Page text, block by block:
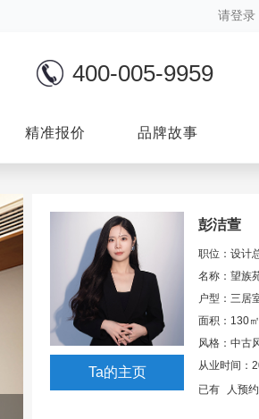
请登录
400-005-9959
精准报价 品牌故事
Ta的主页
彭洁萱
职位：设计
名称：望族
户型：三居
面积： 130㎡
风格：中古
从业时间：
已有
人预约